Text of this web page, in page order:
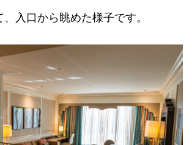
入口から眺めた様子です。